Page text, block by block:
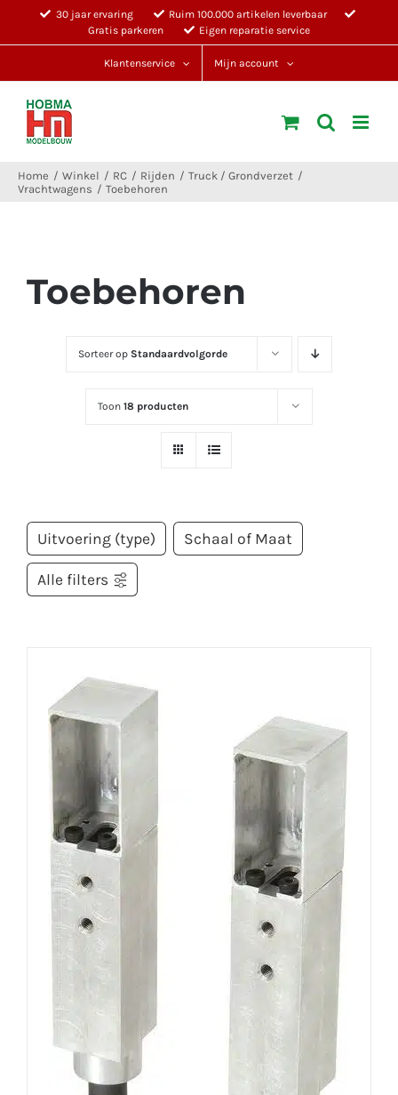
30 jaar ervaring
Ruim 100.000 artikelen leverbaar
Gratis parkeren
Eigen reparatie service
Klantenservice Mijn account
Home Winkel RC Rijden
Truck / Grondverzet
Vrachtwagens
Toebehoren
Toebehoren
Sorteer op Standaardvolgorde
Toon18 producten
Uitvoering (type) Schaal of Maat
Alle filters